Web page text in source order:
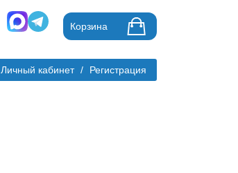
Корзина
Личный кабинет / Регистрация